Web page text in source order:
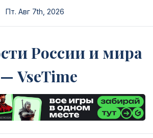
Пт. Авг 7th, 2026
России и мира
— VseTime